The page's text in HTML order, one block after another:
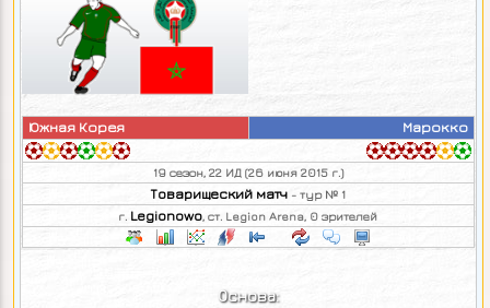
Южная Корея Марокко
19 сезон, 22 ИД (26 июня 2015 г.)
Товарищеский матч - тур № 1
г. Legionowo, ст. Legion Arena, 0 зрителей
Основа: